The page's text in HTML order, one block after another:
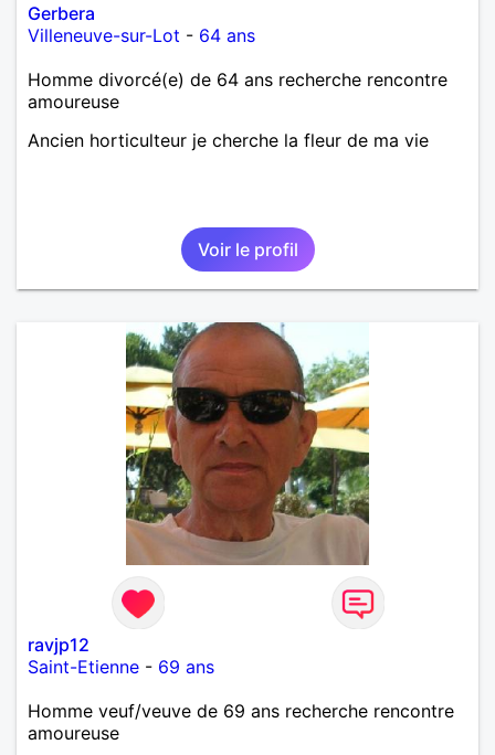
Gerbera
Villeneuve-sur-Lot - 64 ans
Homme divorcé(e) de 64 ans recherche rencontre
amoureuse
Ancien horticulteur je cherche la fleur de ma vie
Voir le profil
ravjp12
Saint-Etienne - 69 ans
Homme veuf/veuve de 69 ans recherche rencontre
amoureuse